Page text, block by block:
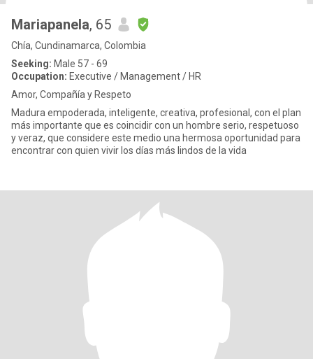
Mariapanela, 65
Chía, Cundinamarca, Colombia
Seeking: Male 57 - 69
Occupation: Executive / Management / HR
Amor, Compañía y Respeto
Madura empoderada, inteligente, creativa, profesional, con el plan
más importante que es coincidir con un hombre serio, respetuoso
y veraz, que considere este medio una hermosa oportunidad para
encontrar con quien vivir los días más lindos de la vida